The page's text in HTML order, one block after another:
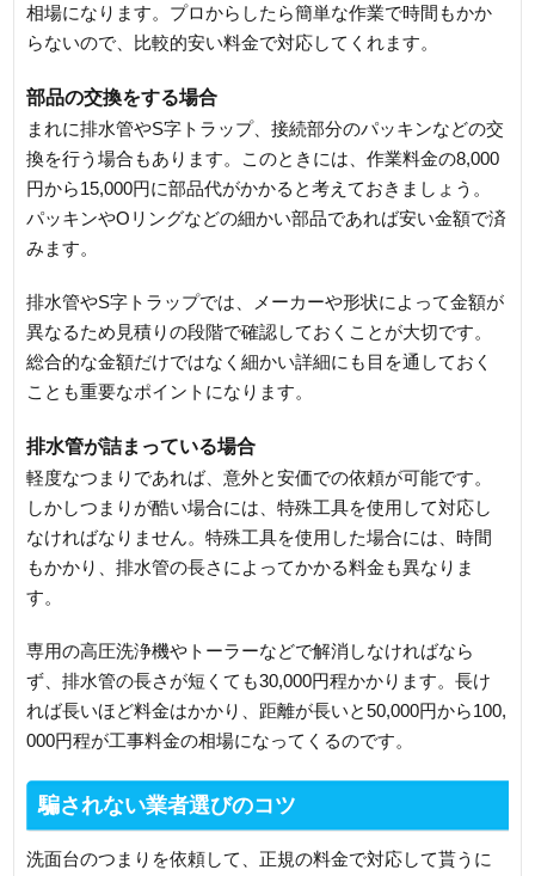
相場になります。プロからしたら簡単な作業で時間もかか
らないので、比較的安い料金で対応してくれます。
部品の交換をする場合
まれに排水管やS字トラップ、接続部分のパッキンなどの交
換を行う場合もあります。このときには、作業料金の8,000
円から15,000円に部品代がかかると考えておきましょう。
パッキンやOリングなどの細かい部品であれば安い金額で済
みます。
排水管やS字トラップでは、メーカーや形状によって金額が
異なるため見積りの段階で確認しておくことが大切です。
総合的な金額だけではなく細かい詳細にも目を通しておく
ことも重要なポイントになります。
排水管が詰まっている場合
軽度なつまりであれば、意外と安価での依頼が可能です。
しかしつまりが酷い場合には、特殊工具を使用して対応し
なければなりません。特殊工具を使用した場合には、時間
もかかり、排水管の長さによってかかる料金も異なりま
す。
専用の高圧洗浄機やトーラーなどで解消しなければなら
ず、排水管の長さが短くても30,000円程かかります。長け
れば長いほど料金はかかり、距離が長いと50,000円から100,
000円程が工事料金の相場になってくるのです。
騙されない業者選びのコツ
洗面台のつまりを依頼して、正規の料金で対応して貰うに